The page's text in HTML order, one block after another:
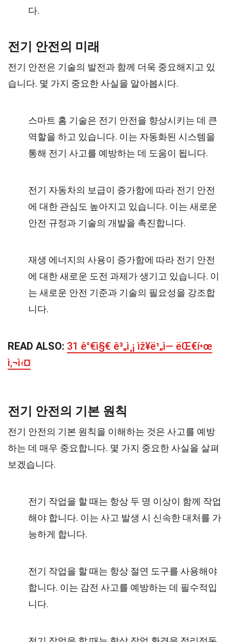
다.
전기 안전의 미래
전기 안전은 기술의 발전과 함께 더욱 중요해지고 있
습니다. 몇 가지 중요한 사실을 알아봅시다.
스마트 홈 기술은 전기 안전을 향상시키는 데 큰
역할을 하고 있습니다. 이는 자동화된 시스템을
통해 전기 사고를 예방하는 데 도움이 됩니다.
전기 자동차의 보급이 증가함에 따라 전기 안전
에 대한 관심도 높아지고 있습니다. 이는 새로운
안전 규정과 기술의 개발을 촉진합니다.
재생 에너지의 사용이 증가함에 따라 전기 안전
에 대한 새로운 도전 과제가 생기고 있습니다. 이
는 새로운 안전 기준과 기술의 필요성을 강조합
니다.
READ ALSO: 31 ê°€ì§€ ê³„ì¸¡ ìž¥ë¹„ì— ëŒ€í•œ
ì‚¬ì‹¤
전기 안전의 기본 원칙
전기 안전의 기본 원칙을 이해하는 것은 사고를 예방
하는 데 매우 중요합니다. 몇 가지 중요한 사실을 살펴
보겠습니다.
전기 작업을 할 때는 항상 두 명 이상이 함께 작업
해야 합니다. 이는 사고 발생 시 신속한 대처를 가
능하게 합니다.
전기 작업을 할 때는 항상 절연 도구를 사용해야
합니다. 이는 감전 사고를 예방하는 데 필수적입
니다.